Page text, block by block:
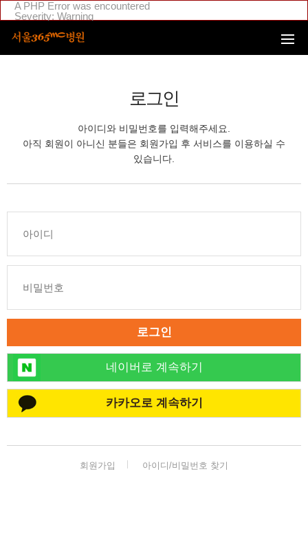
A PHP Error was encountered
Severity: Warning
Filename: _inc/header_body.php
Backtrace:
Function: include
File:
/home/login/public_html/application/views/mobile/seoul/_inc/
Function: include
Function: view
/home/login/public_html/application/controllers/member/
Line: 633
Function: view_print
File: /home/login/public_html/index.php
Function: require_once
본문 바로가기
로그인
아이디와 비밀번호를 입력해주세요.
아직 회원이 아니신 분들은 회원가입 후 서비스를 이용하실 수
있습니다.
로그인
네이버로 계속하기
카카오로 계속하기
회원가입 아이디/비밀번호 찾기